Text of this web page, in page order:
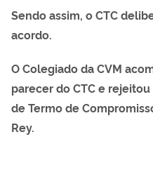
Sendo assim, o CTC
acordo.
O Colegiado da CVM
parecer do CTC e
de Termo de
Rey.